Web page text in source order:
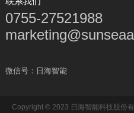
0755-27521988
微信号：日海智能
Copyright © 2023 日海智能科技股份